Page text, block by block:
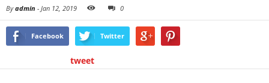
Byadmin - Jan 12, 2019 0
Facebook Twitter
tweet